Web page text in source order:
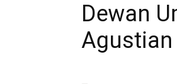
Dewan
Agustian